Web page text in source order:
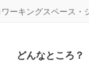
ーキングスペース
どんなところ？